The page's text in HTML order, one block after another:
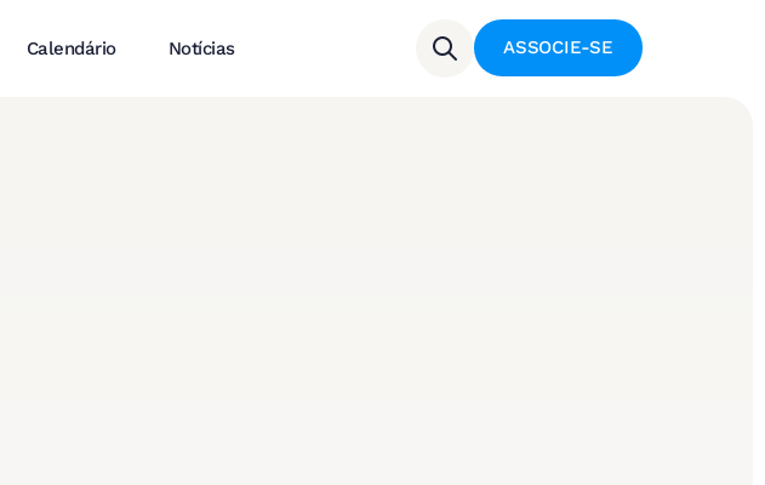
Calendário Notícias ASSOCIE-SE